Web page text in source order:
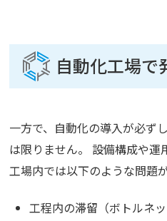
自動化工場で
一方で、自動化の導入が必ず
は限りません。 設備構成や運
工場内では以下のような問題
工程内の滞留（ボトルネッ